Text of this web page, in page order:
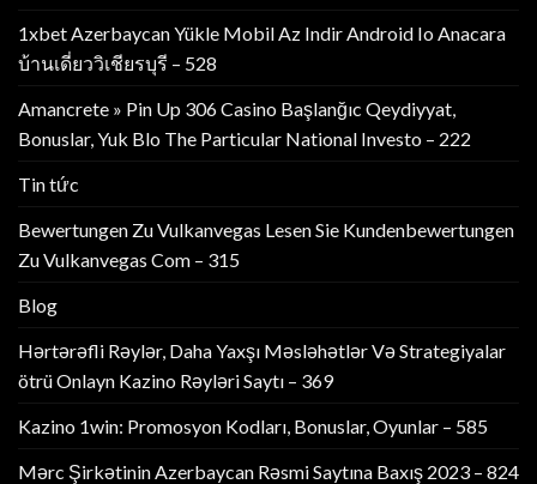
1xbet Azerbaycan Yükle Mobil Az Indir Android Io Anacara
บ้านเดี่ยววิเชียรบุรี – 528
Amancrete » Pin Up 306 Casino Başlanğıc Qeydiyyat,
Bonuslar, Yuk Blo The Particular National Investo – 222
Tin tức
Bewertungen Zu Vulkanvegas Lesen Sie Kundenbewertungen
Zu Vulkanvegas Com – 315
Blog
Hərtərəfli Rəylər, Daha Yaxşı Məsləhətlər Və Strategiyalar
ötrü Onlayn Kazino Rəyləri Saytı – 369
Kazino 1win: Promosyon Kodları, Bonuslar, Oyunlar – 585
Mərc Şirkətinin Azerbaycan Rəsmi Saytına Baxış 2023 – 824